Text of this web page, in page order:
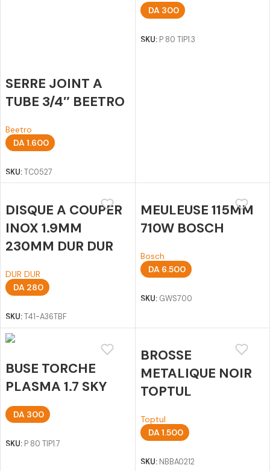
SERRE JOINT A
TUBE 3/4″ BEETRO
Beetro
DA1.600
SKU:TC0527
DA300
SKU: P 80 TIP1.3
DISQUE A COUPER
INOX 1.9MM
230MM DUR DUR
DUR DUR
DA 280
SKU:T41-A36TBF
MEULEUSE 115MM
710W BOSCH
Bosch
DA6.500
SKU: GWS700
BUSE TORCHE
PLASMA 1.7 SKY
DA 300
SKU: P 80 TIP1.7
BROSSE
METALIQUE NOIR
TOPTUL
Toptul
DA1.500
SKU: NBBA0212